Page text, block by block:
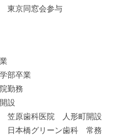
東京同窓会参与
部卒業
勤務
設
笠原歯科医院 人形町開設
日本橋グリーン歯科 常務